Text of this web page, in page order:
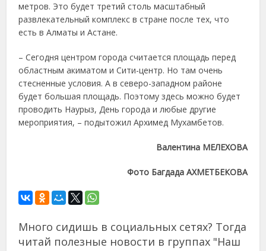
метров. Это будет третий столь масштабный
развлекательный комплекс в стране после тех, что
есть в Алматы и Астане.
– Сегодня центром города считается площадь перед
областным акиматом и Сити-центр. Но там очень
стесненные условия. А в северо-западном районе
будет большая площадь. Поэтому здесь можно будет
проводить Наурыз, День города и любые другие
мероприятия, – подытожил Архимед Мухамбетов.
Валентина МЕЛЕХОВА
Фото Багдада АХМЕТБЕКОВА
Много сидишь в социальных сетях? Тогда
читай полезные новости в группах "Наш